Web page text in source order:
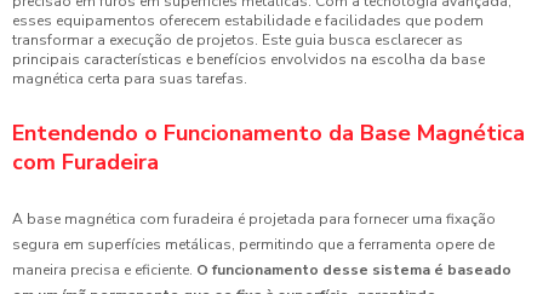
esses equipamentos oferecem estabilidade e facilidades que podem
transformar a execução de projetos. Este guia busca esclarecer as
principais características e benefícios envolvidos na escolha da base
magnética certa para suas tarefas.
Entendendo o Funcionamento da Base Magnética
com Furadeira
A base magnética com furadeira é projetada para fornecer uma fixação
segura em superfícies metálicas, permitindo que a ferramenta opere de
maneira precisa e eficiente. O funcionamento desse sistema é baseado